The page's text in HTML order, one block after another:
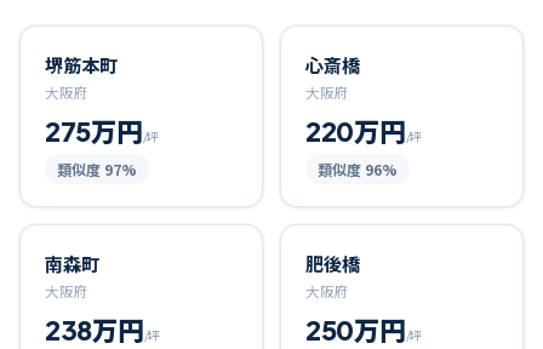
堺筋本町
大阪府
275万円/坪
類似度 97%
心斎橋
大阪府
220万円/坪
類似度 96%
南森町
大阪府
238万円/坪
肥後橋
大阪府
250万円/坪